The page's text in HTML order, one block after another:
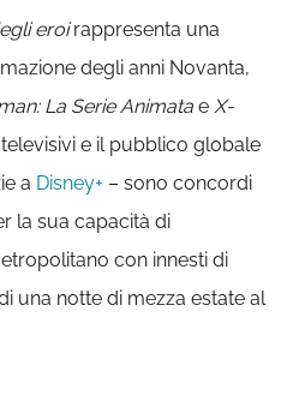
eroirappresenta una
degli anni Novanta,
La Serie Animata eX-
e il pubblico globale
a Disney+ – sono concordi
la sua capacità di
con innesti di
una notte di mezza estate al